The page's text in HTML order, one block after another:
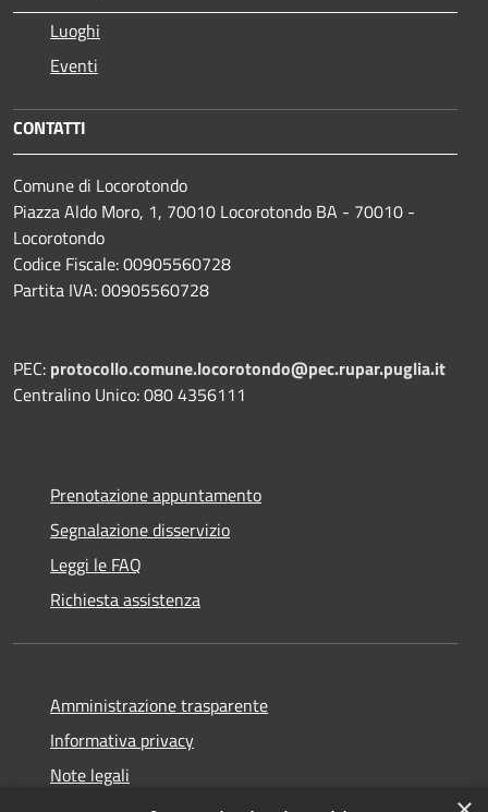
Luoghi
Eventi
CONTATTI
Comune di Locorotondo
Piazza Aldo Moro, 1, 70010 Locorotondo BA - 70010 -
Locorotondo
Codice Fiscale: 00905560728
Partita IVA: 00905560728
PEC: protocollo.comune.locorotondo@pec.rupar.puglia.it
Centralino Unico: 080 4356111
Prenotazione appuntamento
Segnalazione disservizio
Leggi le FAQ
Richiesta assistenza
Amministrazione trasparente
Informativa privacy
Note legali